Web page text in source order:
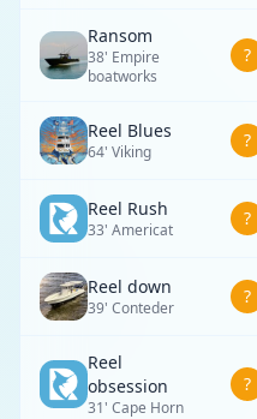
Ransom
38' Empire
boatworks
?
Reel Blues
64' Viking
?
Reel Rush
33' Americat
?
Reel down
39' Conteder
?
Reel
obsession
31' Cape Horn
?